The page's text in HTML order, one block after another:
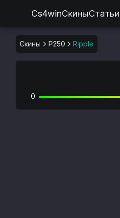
Cs4winСкиныСтатьи
Скины P250 Ripple
0